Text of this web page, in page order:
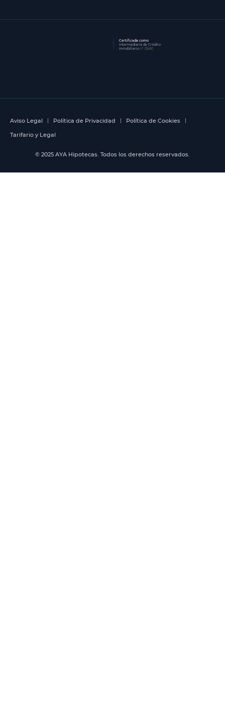
Certificada como
Intermediaria de Crédito
Inmobiliario n° D680
Aviso Legal Política de Privacidad
Política de Cookies
Tarifario y Legal
© 2025 AYA Hipotecas. Todos los derechos reservados.